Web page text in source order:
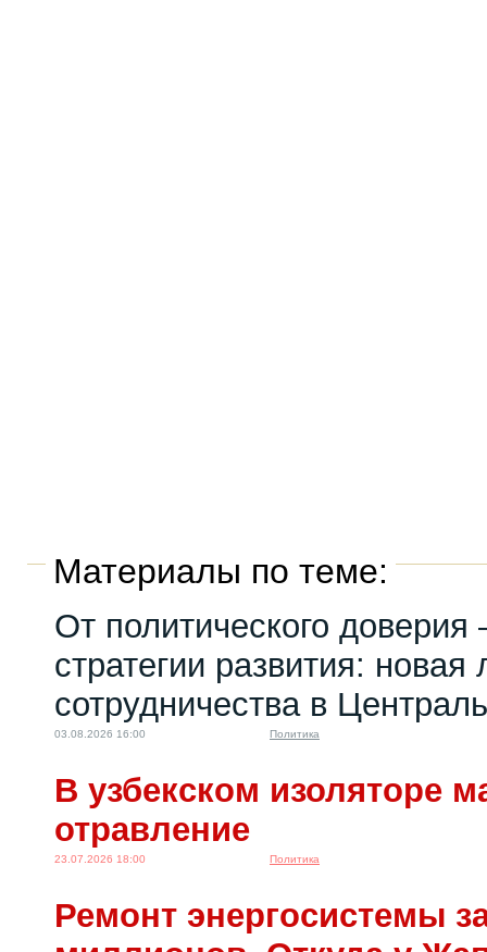
Материалы по теме:
От политического
стратегии развития: новая
сотрудничества в
03.08.2026 16:00 Политика
В узбекском изоляторе
отравление
23.07.2026 18:00 Политика
Ремонт энергосистемы